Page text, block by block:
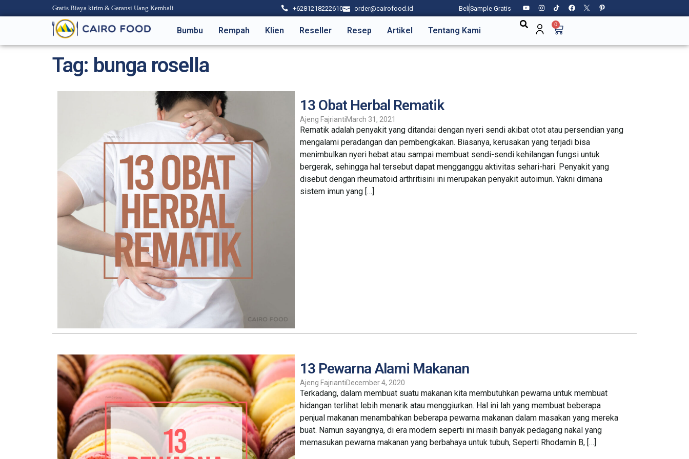
Gratis Biaya kirim & Garansi Uang Kembali +6281218222610 order@cairofood.id BeliSample Gratis
Bumbu Rempah Klien Reseller Resep Artikel Tentang Kami
0
Tag: bunga rosella
13 Obat Herbal Rematik
Ajeng FajriantiMarch 31, 2021
Rematik adalah penyakit yang ditandai dengan nyeri sendi akibat otot atau persendian yang
mengalami peradangan dan pembengkakan. Biasanya, kerusakan yang terjadi bisa
menimbulkan nyeri hebat atau sampai membuat sendi-sendi kehilangan fungsi untuk
bergerak, sehingga hal tersebut dapat mengganggu aktivitas sehari-hari. Penyakit yang
disebut dengan rheumatoid arthritisini ini merupakan penyakit autoimun. Yakni dimana
sistem imun yang […]
13 Pewarna Alami Makanan
Ajeng FajriantiDecember 4, 2020
Terkadang, dalam membuat suatu makanan kita membutuhkan pewarna untuk membuat
hidangan terlihat lebih menarik atau menggiurkan. Hal ini lah yang membuat beberapa
penjual makanan menambahkan beberapa pewarna makanan dalam masakan yang mereka
buat. Namun sayangnya, di era modern seperti ini masih banyak pedagang nakal yang
memasukan pewarna makanan yang berbahaya untuk tubuh, Seperti Rhodamin B, […]